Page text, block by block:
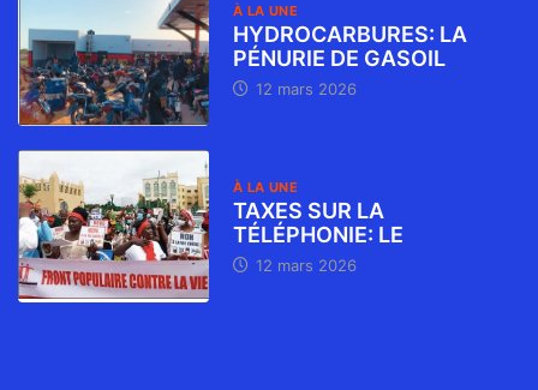
À LA UNE
HYDROCARBURES: LA
PÉNURIE DE GASOIL
12 mars 2026
À LA UNE
TAXES SUR LA
TÉLÉPHONIE: LE
12 mars 2026